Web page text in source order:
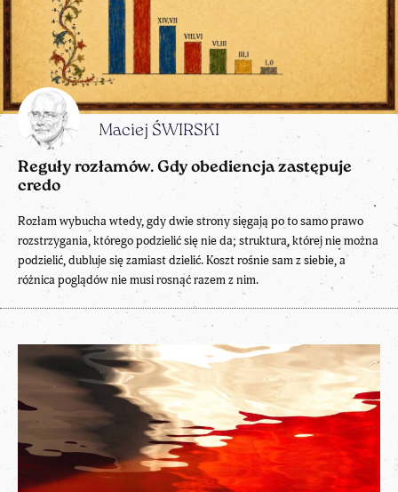
Maciej ŚWIRSKI
Reguły rozłamów. Gdy obediencja zastępuje
credo
Rozłam wybucha wtedy, gdy dwie strony sięgają po to samo prawo
rozstrzygania, którego podzielić się nie da; struktura, której nie można
podzielić, dubluje się zamiast dzielić. Koszt rośnie sam z siebie, a
różnica poglądów nie musi rosnąć razem z nim.